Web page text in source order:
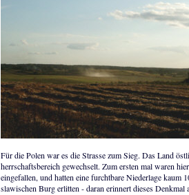
Für die Polen war es die Strasse zum Sieg. Das Land
herrschaftsbereich gewechselt. Zum ersten mal waren
eingefallen, und hatten eine furchtbare Niederlage kaum
slawischen Burg erlitten - daran erinnert dieses Denkmal